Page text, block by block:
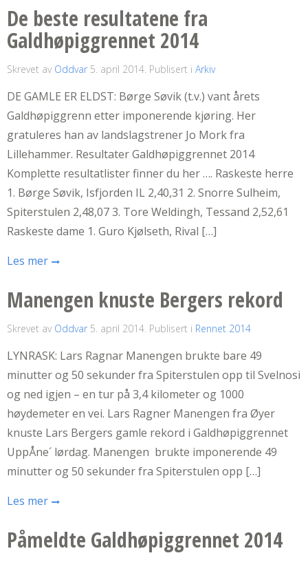
De beste resultatene fra
Galdhøpiggrennet 2014
Skrevet av Oddvar 5. april 2014 . Publisert i Arkiv
DE GAMLE ER ELDST: Børge Søvik (t.v.) vant årets
Galdhøpiggrenn etter imponerende kjøring. Her
gratuleres han av landslagstrener Jo Mork fra
Lillehammer. Resultater Galdhøpiggrennet 2014
Komplette resultatlister finner du her …. Raskeste herre
1. Børge Søvik, Isfjorden IL 2,40,31 2. Snorre Sulheim,
Spiterstulen 2,48,07 3. Tore Weldingh, Tessand 2,52,61
Raskeste dame 1. Guro Kjølseth, Rival […]
Les mer
Manengen knuste Bergers rekord
Skrevet av Oddvar 5. april 2014 . Publisert i Rennet 2014
LYNRASK: Lars Ragnar Manengen brukte bare 49
minutter og 50 sekunder fra Spiterstulen opp til Svelnosi
og ned igjen – en tur på 3,4 kilometer og 1000
høydemeter en vei. Lars Ragner Manengen fra Øyer
knuste Lars Bergers gamle rekord i Galdhøpiggrennet
UppÅne´ lørdag. Manengen brukte imponerende 49
minutter og 50 sekunder fra Spiterstulen opp […]
Les mer
Påmeldte Galdhøpiggrennet 2014